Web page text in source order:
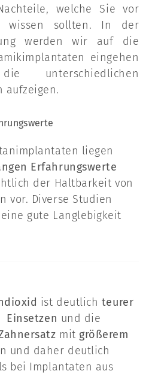
welche Sie vor
wissen sollten. In der
werden wir auf die
eingehen
unterschiedlichen
aufzeigen.
liegen
Erfahrungswerte
der Haltbarkeit von
vor. Diverse Studien
gute Langlebigkeit
ist deutlich teurer
Einsetzen und die
mit größerem
und daher deutlich
bei Implantaten aus